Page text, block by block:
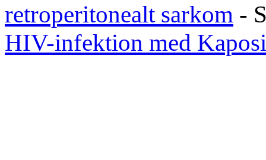
retroperitonealt sarkom -
HIV-infektion med